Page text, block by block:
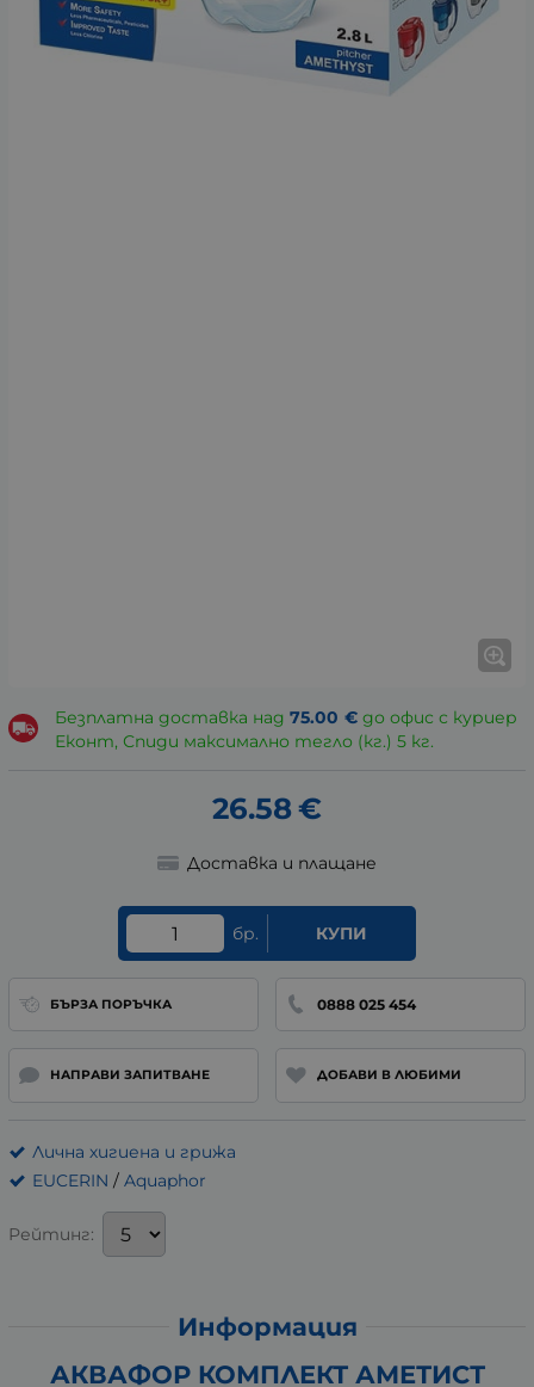
Безплатна доставка над 75.00 €до офис с куриер
Еконт, Спиди максимално тегло (кг.) 5 кг.
26.58€
Доставка и плащане
бр. КУПИ
БЪРЗА ПОРЪЧКА 0888 025 454
НАПРАВИ ЗАПИТВАНЕ ДОБАВИ В ЛЮБИМИ
Лична хигиена и грижа
EUCERIN / Aquaphor
Рейтинг:
Информация
АКВАФОР КОМПЛЕКТ АМЕТИСТ